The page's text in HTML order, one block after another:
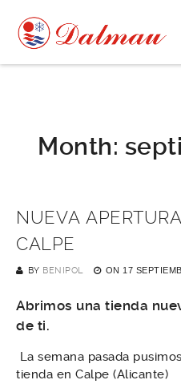
Month:
NUEVA
CALPE
BY BENIPOL ON 17
Abrimos una tienda
de ti.
La semana pasada
tienda en Calpe (Alicante)